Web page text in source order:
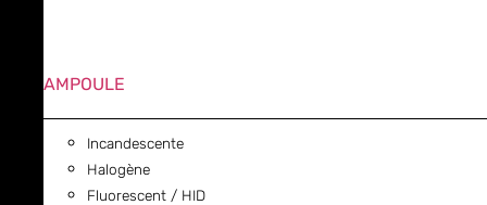
AMPOULE
Incandescente
Halogène
Fluorescent / HID